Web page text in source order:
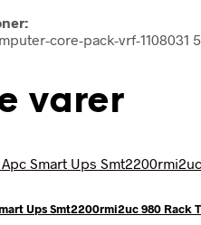
core-pack-vrf-1108031
varer
Ups Smt2200rmi2uc 980 Rack